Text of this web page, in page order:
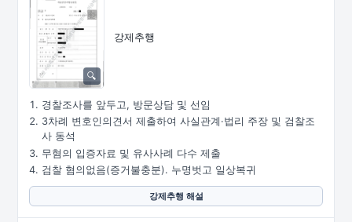
강제추행
경찰조사를 앞두고, 방문상담 및 선임
3차례 변호인의견서 제출하여 사실관계·법리 주장 및 검찰조
사 동석
무혐의 입증자료 및 유사사례 다수 제출
검찰 혐의없음(증거불충분). 누명벗고 일상복귀
강제추행 해설